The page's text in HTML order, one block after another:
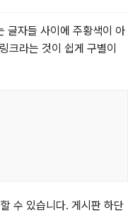
글자들 사이에 주황색이 아
크라는 것이 쉽게 구별이
수 있습니다. 게시판 하단